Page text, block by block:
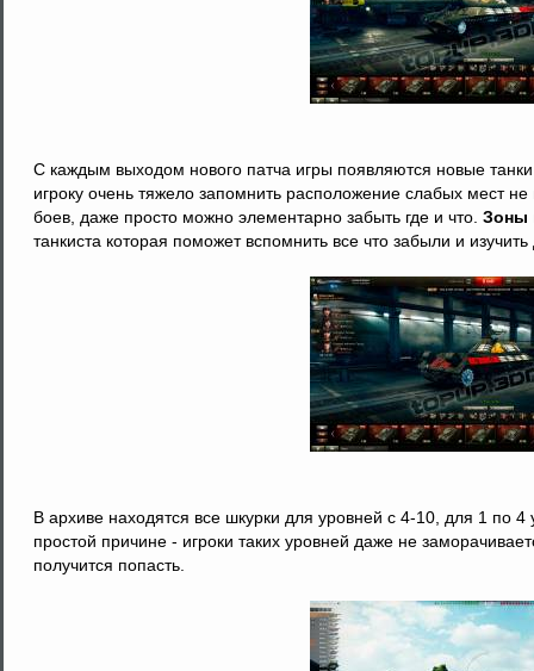
С каждым выходом нового патча игры появляются новые
игроку очень тяжело запомнить расположение слабых мест
боев, даже просто можно элементарно забыть где и что. Зоны
танкиста которая поможет вспомнить все что забыли и
В архиве находятся все шкурки для уровней с 4-10, для 1 по
простой причине - игроки таких уровней даже не
получится попасть.